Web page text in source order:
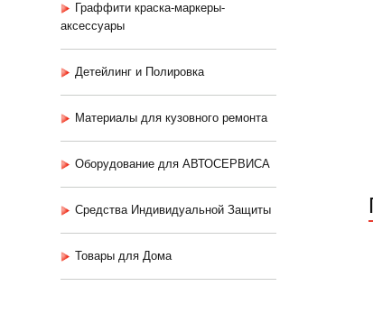
Граффити краска-маркеры-
аксессуары
Детейлинг и Полировка
Материалы для кузовного ремонта
Оборудование для АВТОСЕРВИСА
Средства Индивидуальной Защиты
Товары для Дома